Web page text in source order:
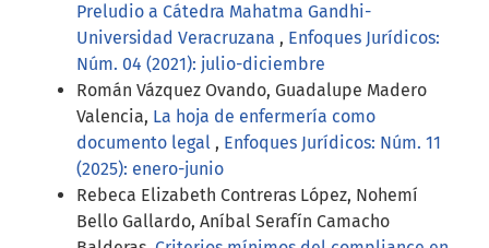
Preludio a Cátedra Mahatma Gandhi-
Universidad Veracruzana , Enfoques Jurídicos:
Núm. 04 (2021): julio-diciembre
Román Vázquez Ovando, Guadalupe Madero
Valencia, La hoja de enfermería como
documento legal , Enfoques Jurídicos: Núm. 11
(2025): enero-junio
Rebeca Elizabeth Contreras López, Nohemí
Bello Gallardo, Aníbal Serafín Camacho